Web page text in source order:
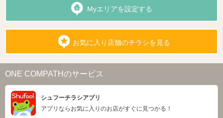
Myエリアを設定する
お気に入り店舗のチラシを見る
ONE COMPATHのサービス
シュフーチラシアプリ
アプリならお気に入りのお店がすぐに見つかる！